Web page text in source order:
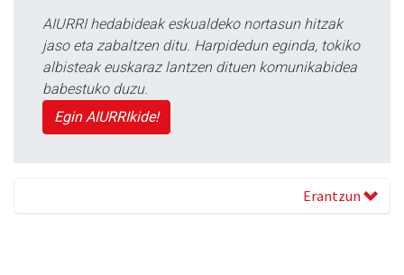
AIURRI hedabideak eskualdeko nortasun hitzak
jaso eta zabaltzen ditu. Harpidedun eginda, tokiko
albisteak euskaraz lantzen dituen komunikabidea
babestuko duzu.
Egin AIURRIkide!
Erantzun